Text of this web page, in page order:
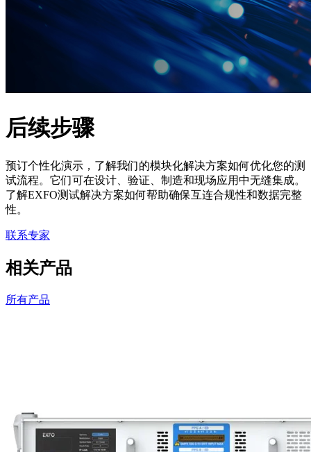
后续步骤
预订个性化演示，了解我们的模块化解决方案如何优化您的测
试流程。它们可在设计、验证、制造和现场应用中无缝集成。
了解EXFO测试解决方案如何帮助确保互连合规性和数据完整
性。
联系专家
相关产品
所有产品